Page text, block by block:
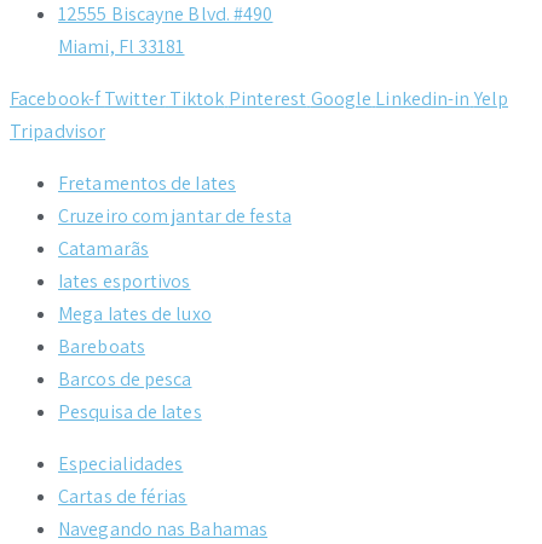
12555 Biscayne Blvd. #490
Miami, Fl 33181
Facebook-fTwitterTiktok PinterestGoogle Linkedin-in Yelp
Tripadvisor
Fretamentos de Iates
Cruzeiro com jantar de festa
Catamarãs
Iates esportivos
Mega Iates de luxo
Bareboats
Barcos de pesca
Pesquisa de Iates
Especialidades
Cartas de férias
Navegando nas Bahamas